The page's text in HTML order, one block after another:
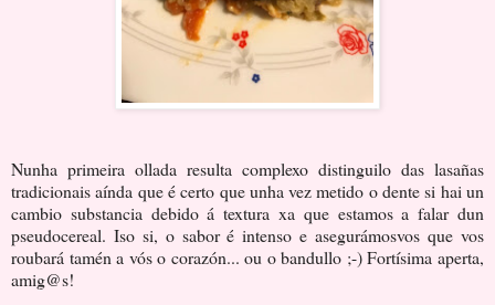
Nunha primeira ollada resulta complexo distinguilo das lasañas
tradicionais aínda que é certo que unha vez metido o dente si hai un
cambio substancia debido á textura xa que estamos a falar dun
pseudocereal. Iso si, o sabor é intenso e asegurámosvos que vos
roubará tamén a vós o corazón... ou o bandullo ;-) Fortísima aperta,
amig@s!